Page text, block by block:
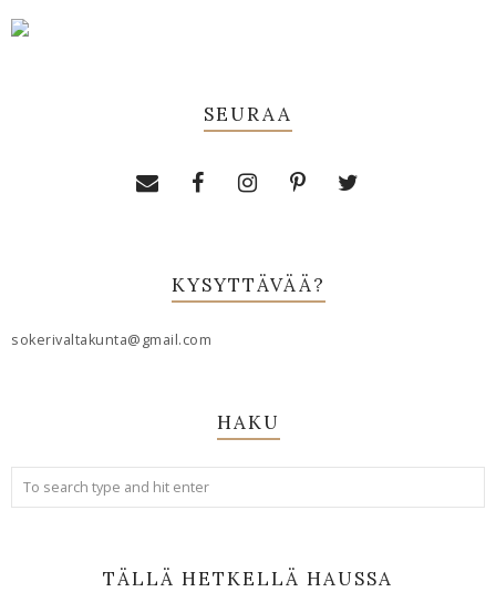
SEURAA
KYSYTTÄVÄÄ?
sokerivaltakunta@gmail.com
HAKU
TÄLLÄ HETKELLÄ HAUSSA